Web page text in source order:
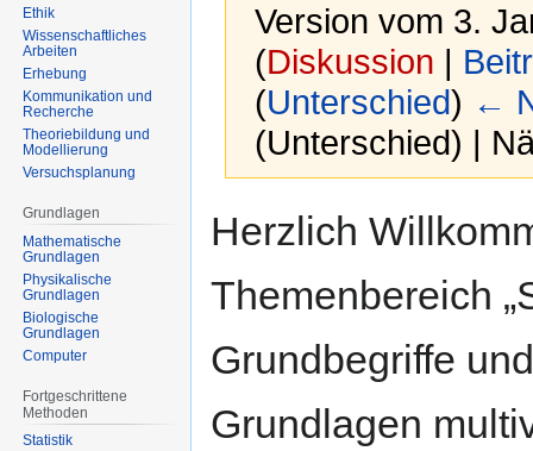
Version vom 3.
(Diskussion |
(Unterschied) ←
(Unterschied) |
Navigation
Suche
Herzlich
Themenbereich
Grundbegriffe und
Grundlagen
Ethik
Wissenschaftliches
Arbeiten
Erhebung
Kommunikation und
Recherche
Theoriebildung und
Modellierung
Versuchsplanung
Grundlagen
Mathematische
Grundlagen
Physikalische
Grundlagen
Biologische
Grundlagen
Computer
Fortgeschrittene
Methoden
Statistik